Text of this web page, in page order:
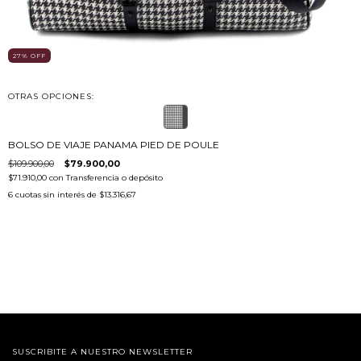
27% OFF
OTRAS OPCIONES:
BOLSO DE VIAJE PANAMA PIED DE POULE
$109.900,00 $79.900,00
$71.910,00 con Transferencia o depósito
6 cuotas sin interés de $13.316,67
SUSCRIBITE A NUESTRO NEWSLETTER